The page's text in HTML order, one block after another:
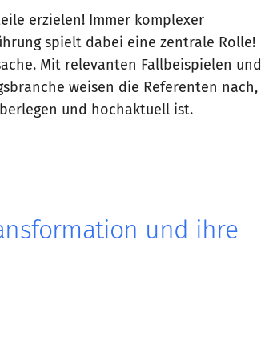
erzielen! Immer komplexer
spielt dabei eine zentrale Rolle!
Mit relevanten Fallbeispielen und
weisen die Referenten nach,
und hochaktuell ist.
und ihre